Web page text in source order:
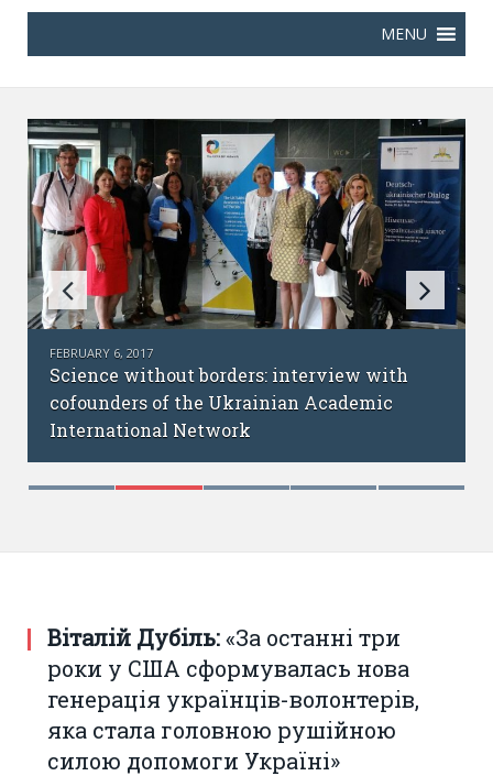
FEBRUARY 6, 2017
Science without borders: interview with
cofounders of the Ukrainian Academic
International Network
Віталій Дубіль:«За останні три
роки у США сформувалась нова
генерація українців-волонтерів,
яка стала головною рушійною
силою допомоги Україні»